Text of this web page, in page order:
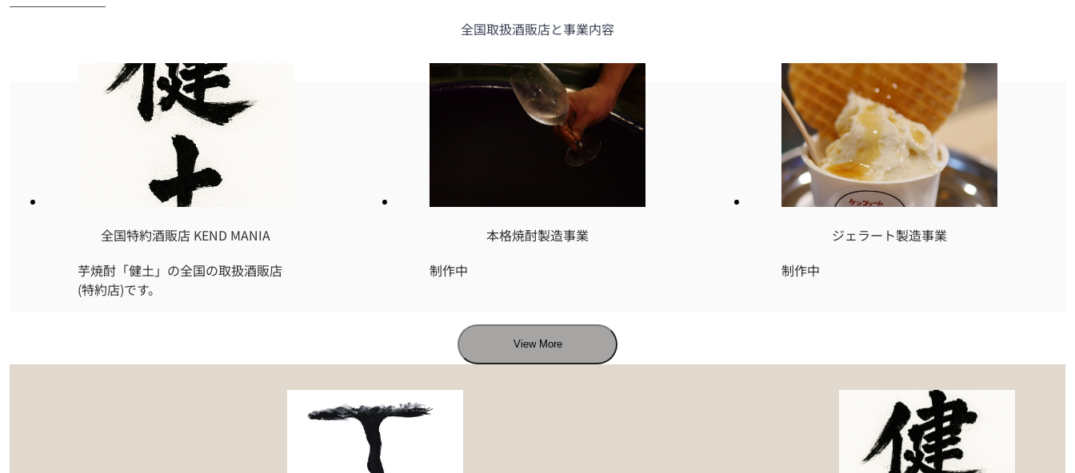
全国取扱酒販店と事業内容
全国特約酒販店 KEND MANIA
芋焼酎「健土」の全国の取扱酒販店
(特約店)です。
本格焼酎製造事業
制作中
ジェラート製造事業
制作中
View More